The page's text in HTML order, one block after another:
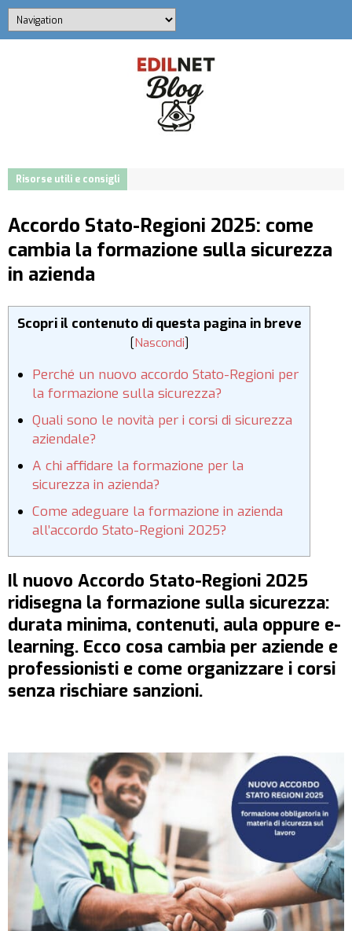
Risorse utili e consigli
Accordo Stato-Regioni 2025: come
cambia la formazione sulla sicurezza
in azienda
Scopri il contenuto di questa pagina in breve
[Nascondi]
Perché un nuovo accordo Stato-Regioni per
la formazione sulla sicurezza?
Quali sono le novità per i corsi di sicurezza
aziendale?
A chi affidare la formazione per la
sicurezza in azienda?
Come adeguare la formazione in azienda
all’accordo Stato-Regioni 2025?
Il nuovo Accordo Stato-Regioni 2025
ridisegna la formazione sulla sicurezza:
durata minima, contenuti, aula oppure e-
learning. Ecco cosa cambia per aziende e
professionisti e come organizzare i corsi
senza rischiare sanzioni.